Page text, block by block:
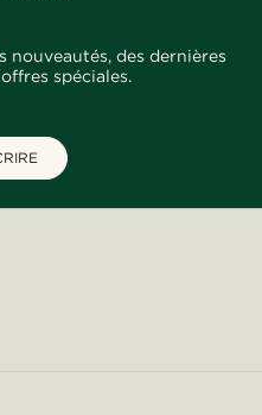
nouveautés, des dernières
spéciales.